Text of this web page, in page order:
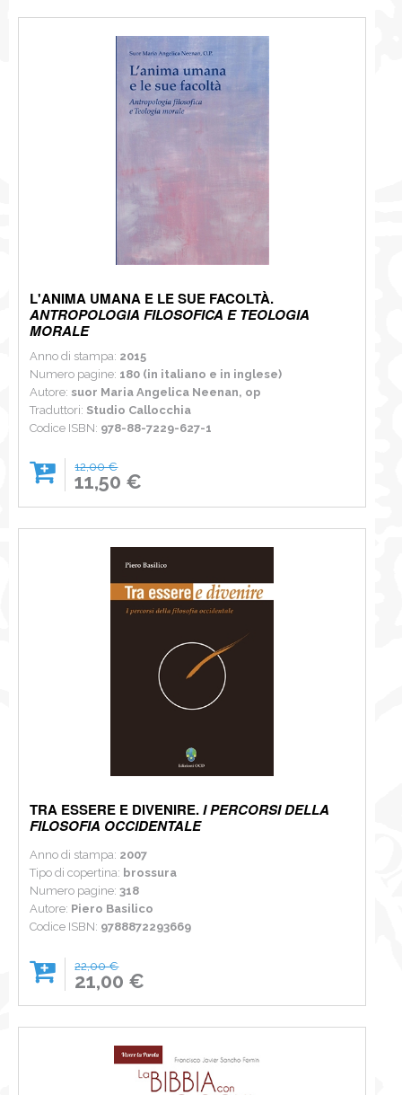
L'ANIMA UMANA E LE SUE FACOLTÀ.
ANTROPOLOGIA FILOSOFICA E TEOLOGIA
MORALE
Anno di stampa: 2015
Numero pagine: 180 (in italiano e in inglese)
Autore: suor Maria Angelica Neenan, op
Traduttori: Studio Callocchia
Codice ISBN: 978-88-7229-627-1
12,00 €
11,50 €
TRA ESSERE E DIVENIRE.I PERCORSI DELLA
FILOSOFIA OCCIDENTALE
Anno di stampa: 2007
Tipo di copertina: brossura
Numero pagine:318
Autore: Piero Basilico
Codice ISBN: 9788872293669
22,00 €
21,00 €